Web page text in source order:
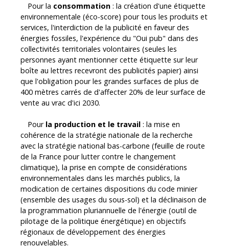
Pour la consommation : la création d'une étiquette
environnementale (éco-score) pour tous les produits et
services, l'interdiction de la publicité en faveur des
énergies fossiles, l'expérience du "Oui pub" dans des
collectivités territoriales volontaires (seules les
personnes ayant mentionner cette étiquette sur leur
boîte au lettres recevront des publicités papier) ainsi
que l'obligation pour les grandes surfaces de plus de
400 mètres carrés de d'affecter 20% de leur surface de
vente au vrac d'ici 2030.
Pourla production et le travail : la mise en
cohérence de la stratégie nationale de la recherche
avec la stratégie national bas-carbone (feuille de route
de la France pour lutter contre le changement
climatique), la prise en compte de considérations
environnementales dans les marchés publics, la
modification de certaines dispositions du code minier
(ensemble des usages du sous-sol) et la déclinaison de
la programmation pluriannuelle de l'énergie (outil de
pilotage de la politique énergétique) en objectifs
régionaux de développement des énergies
renouvelables.